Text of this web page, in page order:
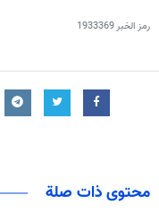
رمز الخبر1933369
محتوى ذات صلة